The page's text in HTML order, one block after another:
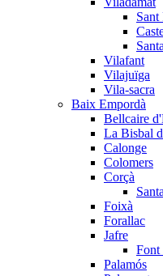
Sant
Vilafant
Vilajuïga
Vila-sacra
Baix Empordà
Bellcaire
La Bisbal
Calonge
Colomers
Corçà
Foixà
Forallac
Jafre
Font
Palamós